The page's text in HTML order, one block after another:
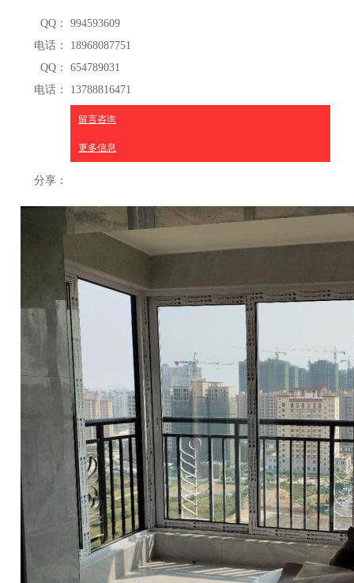
QQ：
994593609
电话：
18968087751
QQ：
654789031
电话：
13788816471
留言咨询
更多信息
分享：